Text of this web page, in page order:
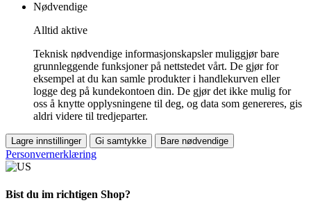
Nødvendige
Alltid aktive
Teknisk nødvendige informasjonskapsler muliggjør bare
grunnleggende funksjoner på nettstedet vårt. De gjør for
eksempel at du kan samle produkter i handlekurven eller
logge deg på kundekontoen din. De gjør det ikke mulig for
oss å knytte opplysningene til deg, og data som genereres, gis
aldri videre til tredjeparter.
Lagre innstillinger Gi samtykke Bare nødvendige
Personvernerklæring
Bist du im richtigen Shop?